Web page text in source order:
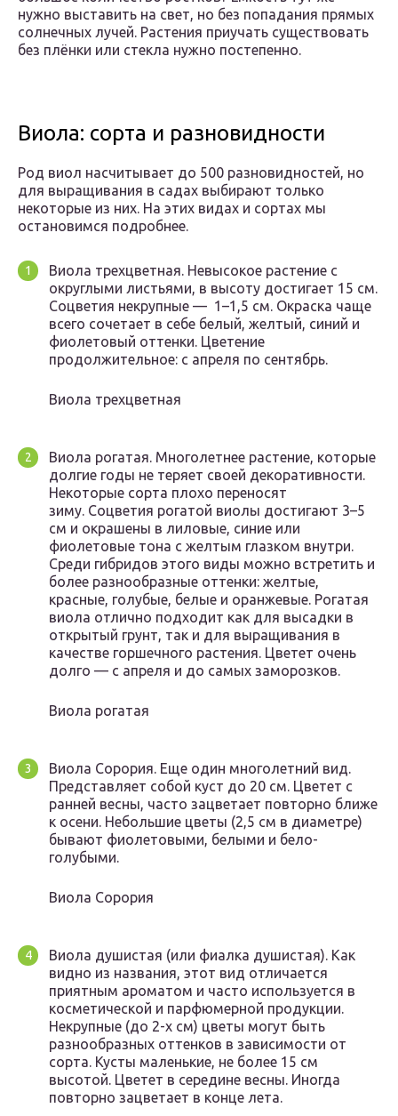
нужно выставить на свет, но без попадания прямых
солнечных лучей. Растения приучать существовать
без плёнки или стекла нужно постепенно.
Виола: сорта и разновидности
Род виол насчитывает до 500 разновидностей, но
для выращивания в садах выбирают только
некоторые из них. На этих видах и сортах мы
остановимся подробнее.
Виола трехцветная. Невысокое растение с
округлыми листьями, в высоту достигает 15 см.
Соцветия некрупные — 1–1,5 см. Окраска чаще
всего сочетает в себе белый, желтый, синий и
фиолетовый оттенки. Цветение
продолжительное: с апреля по сентябрь.
Виола трехцветная
Виола рогатая. Многолетнее растение, которые
долгие годы не теряет своей декоративности.
Некоторые сорта плохо переносят
зиму. Соцветия рогатой виолы достигают 3–5
см и окрашены в лиловые, синие или
фиолетовые тона с желтым глазком внутри.
Среди гибридов этого виды можно встретить и
более разнообразные оттенки: желтые,
красные, голубые, белые и оранжевые. Рогатая
виола отлично подходит как для высадки в
открытый грунт, так и для выращивания в
качестве горшечного растения. Цветет очень
долго — с апреля и до самых заморозков.
Виола рогатая
Виола Сорория. Еще один многолетний вид.
Представляет собой куст до 20 см. Цветет с
ранней весны, часто зацветает повторно ближе
к осени. Небольшие цветы (2,5 см в диаметре)
бывают фиолетовыми, белыми и бело-
голубыми.
Виола Сорория
Виола душистая (или фиалка душистая). Как
видно из названия, этот вид отличается
приятным ароматом и часто используется в
косметической и парфюмерной продукции.
Некрупные (до 2-х см) цветы могут быть
разнообразных оттенков в зависимости от
сорта. Кусты маленькие, не более 15 см
высотой. Цветет в середине весны. Иногда
повторно зацветает в конце лета.